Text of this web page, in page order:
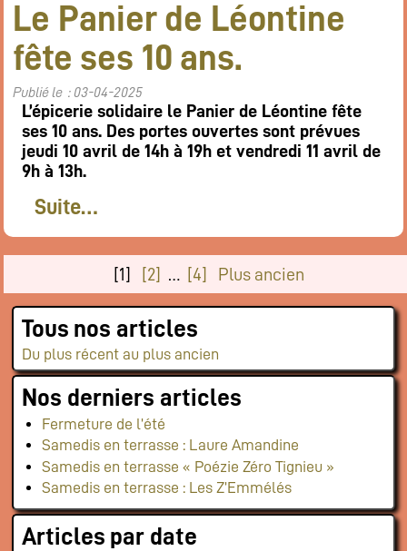
Le Panier de Léontine
fête ses 10 ans.
Publié le : 03-04-2025
L’épicerie solidaire le Panier de Léontine fête
ses 10 ans. Des portes ouvertes sont prévues
jeudi 10 avril de 14h à 19h et vendredi 11 avril de
9h à 13h.
Suite…
[1] [2] … [4] Plus ancien
Tous nos articles
Du plus récent au plus ancien
Nos derniers articles
Fermeture de l’été
Samedis en terrasse : Laure Amandine
Samedis en terrasse « Poézie Zéro Tignieu »
Samedis en terrasse : Les Z’Emmélés
Articles par date